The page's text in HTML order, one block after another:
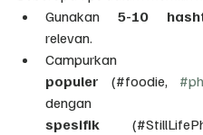
Gunakan 5-10
relevan.
populer (#foodie,
spesifik